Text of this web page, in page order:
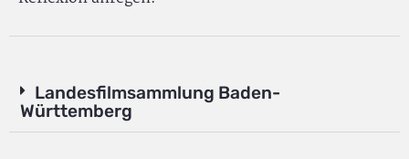
Landesfilmsammlung Baden-
Württemberg